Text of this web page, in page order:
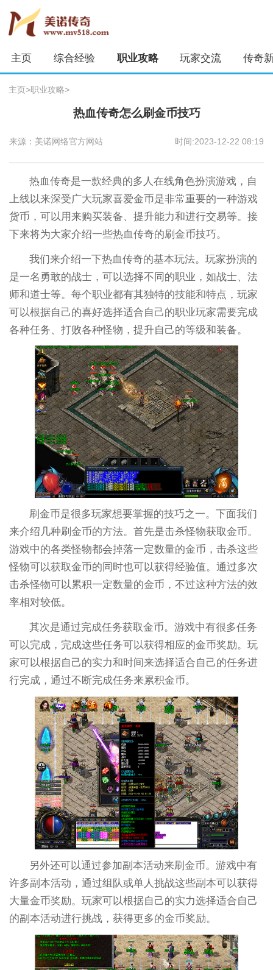
主页 综合经验 职业攻略 玩家交流 传奇
主页>职业攻略>
热血传奇怎么刷金币技巧
来源：美诺网络官方网站 时间:2023-12-22 08:19
热血传奇是一款经典的多人在线角色扮演游戏，自
上线以来深受广大玩家喜爱金币是非常重要的一种游戏
货币，可以用来购买装备、提升能力和进行交易等。接
下来将为大家介绍一些热血传奇的刷金币技巧。
我们来介绍一下热血传奇的基本玩法。玩家扮演的
是一名勇敢的战士，可以选择不同的职业，如战士、法
师和道士等。每个职业都有其独特的技能和特点，玩家
可以根据自己的喜好选择适合自己的职业玩家需要完成
各种任务、打败各种怪物，提升自己的等级和装备。
刷金币是很多玩家想要掌握的技巧之一。下面我们
来介绍几种刷金币的方法。首先是击杀怪物获取金币。
游戏中的各类怪物都会掉落一定数量的金币，击杀这些
怪物可以获取金币的同时也可以获得经验值。通过多次
击杀怪物可以累积一定数量的金币，不过这种方法的效
率相对较低。
其次是通过完成任务获取金币。游戏中有很多任务
可以完成，完成这些任务可以获得相应的金币奖励。玩
家可以根据自己的实力和时间来选择适合自己的任务进
行完成，通过不断完成任务来累积金币。
另外还可以通过参加副本活动来刷金币。游戏中有
许多副本活动，通过组队或单人挑战这些副本可以获得
大量金币奖励。玩家可以根据自己的实力选择适合自己
的副本活动进行挑战，获得更多的金币奖励。